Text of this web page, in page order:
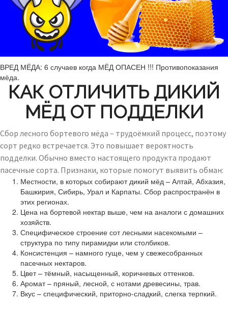
ВРЕД МЁДА: 6 случаев когда МЁД ОПАСЕН !!! Противопоказания
мёда.
КАК ОТЛИЧИТЬ ДИКИЙ
МЁД ОТ ПОДДЕЛКИ
Сбор лесного бортевого мёда – трудоёмкий процесс, поэтому
сорт редко встречается. Это повышает вероятность
подделки. Обычно вместо настоящего продукта продают
пасечные сорта. Признаки, которые помогут выявить обман:
Местности, в которых собирают дикий мёд – Алтай, Абхазия,
Башкирия, Сибирь, Урал и Карпаты. Сбор распространён в
этих регионах.
Цена на бортевой нектар выше, чем на аналоги с домашних
хозяйств.
Специфическое строение сот лесными насекомыми –
структура по типу пирамидки или столбиков.
Консистенция – намного гуще, чем у свежесобранных
пасечных нектаров.
Цвет – тёмный, насыщенный, коричневых оттенков.
Аромат – пряный, лесной, с нотами древесины, трав.
Вкус – специфический, приторно-сладкий, слегка терпкий.